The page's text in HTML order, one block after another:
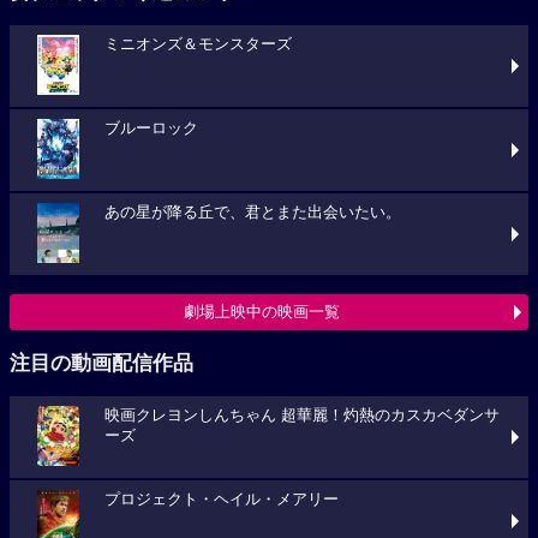
ミニオンズ＆モンスターズ
ブルーロック
あの星が降る丘で、君とまた出会いたい。
劇場上映中の映画一覧
注目の動画配信作品
映画クレヨンしんちゃん 超華麗！灼熱のカスカベダンサ
ーズ
プロジェクト・ヘイル・メアリー